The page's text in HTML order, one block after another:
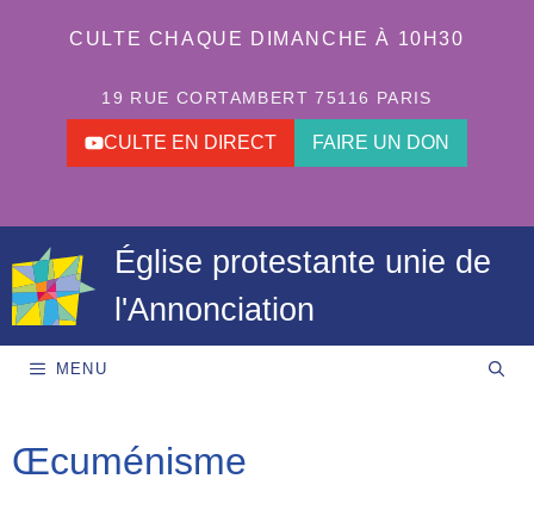
CULTE CHAQUE DIMANCHE À 10H30
19 RUE CORTAMBERT 75116 PARIS
CULTE EN DIRECT FAIRE UN DON
Église protestante unie de
l'Annonciation
MENU
Œcuménisme